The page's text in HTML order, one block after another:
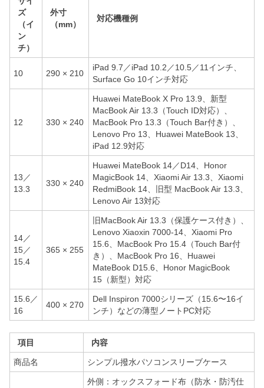
ズ
（イ
ン
チ）
外寸
（mm）
対応機種例
10 290 × 210
iPad 9.7／iPad 10.2／10.5／11インチ、
Surface Go 10インチ対応
12 330 × 240
Huawei MateBook X Pro 13.9、新型
MacBook Air 13.3（Touch ID対応）、
MacBook Pro 13.3（Touch Bar付き）、
Lenovo Pro 13、Huawei MateBook 13、
iPad 12.9対応
13／
13.3
330 × 240
Huawei MateBook 14／D14、Honor
MagicBook 14、Xiaomi Air 13.3、Xiaomi
RedmiBook 14、旧型 MacBook Air 13.3、
Lenovo Air 13対応
14／
15／
15.4
365 × 255
旧MacBook Air 13.3（保護ケース付き）、
Lenovo Xiaoxin 7000-14、Xiaomi Pro
15.6、MacBook Pro 15.4（Touch Bar付
き）、MacBook Pro 16、Huawei
MateBook D15.6、Honor MagicBook
15（新型）対応
15.6／
16
400 × 270
Dell Inspiron 7000シリーズ（15.6〜16イ
ンチ）などの薄型ノートPC対応
項目 内容
商品名 シンプル撥水パソコンスリーブケース
外側：オックスフォード布（防水・防汚仕